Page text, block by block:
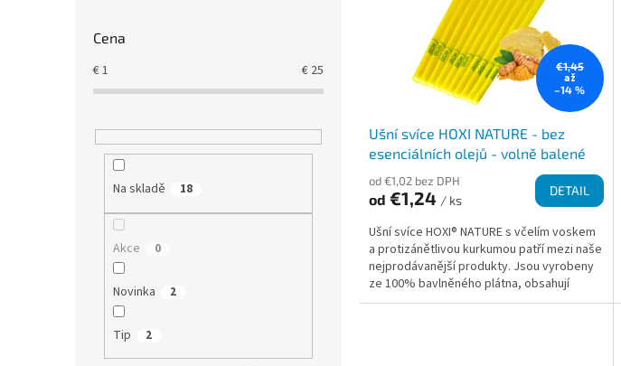
Cena
€1 € 25
Na skladě 18
Akce 0
Novinka 2
Tip 2
€1,45
až
–14 %
Ušní svíce HOXI NATURE - bez
esenciálních olejů - volně balené
od €1,02 bez DPH
od €1,24 / ks
DETAIL
Ušní svíce HOXI® NATURE s včelím voskem
a protizánětlivou kurkumou patří mezi naše
nejprodávanější produkty. Jsou vyrobeny
ze 100% bavlněného plátna, obsahují
pouze čištěný...